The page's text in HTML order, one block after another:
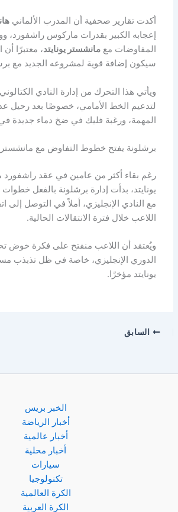
أكدت تقارير صحفية أن المدرب الألماني
إعجابه الكبير بقدرات ماركوس راشفورد،
المفاوضات معمانشستر يونايتد، معتبرًا أن
سيكون إضافة قوية لمشروعه الجديد مع
ويأتي هذا التحرك من إدارة النادي
لتدعيم الخط الأمامي، خصوصًا بعد رحيل
المهمة، ورغبة فليك في ضخ دماء جديدة
برشلونة يفتح خطوط التفاوض مع مانشستر
رغم بقاء أكثر من عامين في عقد راشفورد
يونايتد، بدأت إدارة برشلونة بالفعل خطوات
مع النادي الإنجليزي، أملاً في التوصل إلى
اللاعب خلال فترة الانتقالات الحالية.
ويُعتقد أن اللاعب منفتح على فكرة خوض
الدوري الإنجليزي، خاصة في ظل تذبذب
يونايتد مؤخرًا.
السابق
الخبر بريس
أخبار الرياضة
أخبار عالمية
أخبار محلية
سيارات
تكنولوجيا
الكرة العالمية
الكرة العربية